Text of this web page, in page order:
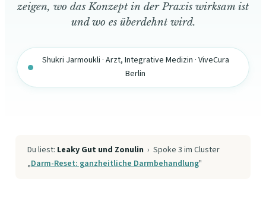
zeigen, wo das Konzept in der Praxis wirksam ist
und wo es überdehnt wird.
Shukri Jarmoukli · Arzt, Integrative Medizin · ViveCura
Berlin
Du liest: Leaky Gut und Zonulin › Spoke 3 im Cluster
„Darm-Reset: ganzheitliche Darmbehandlung"